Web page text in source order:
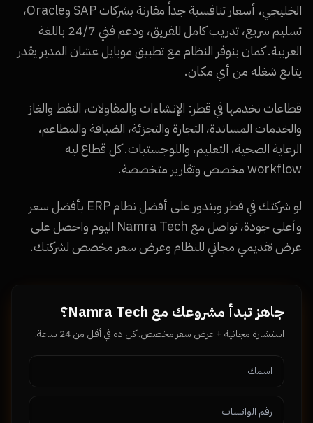
الخليجي، أسعار تنافسية جداً مقارنة بشركات SAP وOracle،
تسليم سريع، تدريب كامل للفريق، ودعم فني 24/7 باللغة
العربية. كمان بنوفر النظام مع تطبيق موبايل عشان المدير يقدر
يتابع شغله من أي مكان.
قطاعات نخدمها في قطر: الإنشاءات والمقاولات، النفط والغاز
والخدمات المساندة، التجارة والتجزئة، الضيافة والمطاعم،
الرعاية الصحية، التعليم، واللوجستيات. كل قطاع ليه
workflow مخصص وتقارير متخصصة.
لو شركتك في قطر وبتدور على أفضل نظام ERP بأفضل سعر
وأعلى جودة، تواصل مع Namra Tech اليوم واحصل على
عرض تقديمي مجاني للنظام وعرض سعر مخصص لشركتك.
جاهز تبدأ مشروعك مع Namra Tech؟
استشارة مجانية + عرض سعر مخصص. كل ده في أقل من 24 ساعة.